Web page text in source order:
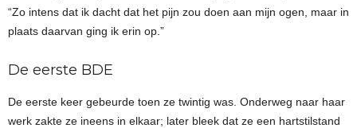
“Zo intens dat ik dacht dat het pijn zou doen aan mijn ogen, maar in
plaats daarvan ging ik erin op.”
De eerste BDE
De eerste keer gebeurde toen ze twintig was. Onderweg naar haar
werk zakte ze ineens in elkaar; later bleek dat ze een hartstilstand